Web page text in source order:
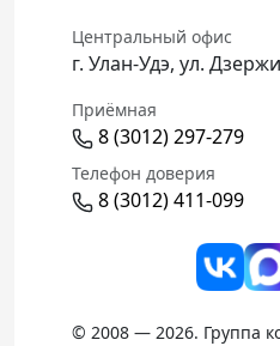
Центральный офис
г. Улан-Удэ, ул.
Приёмная
8 (3012) 297-279
Телефон доверия
8 (3012) 411-099
© 2008 — 2026. Группа